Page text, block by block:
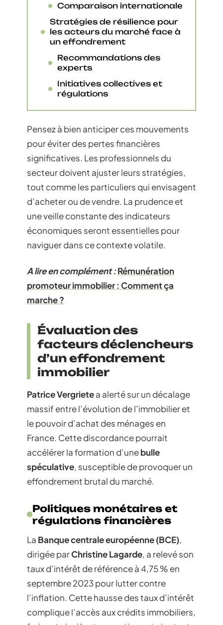
Comparaison internationale
Stratégies de résilience pour
les acteurs du marché face à
un effondrement
Recommandations des
experts
Initiatives collectives et
régulations
Pensez à bien anticiper ces mouvements
pour éviter des pertes financières
significatives. Les professionnels du
secteur doivent ajuster leurs stratégies,
tout comme les particuliers qui envisagent
d’acheter ou de vendre. La prudence et
une veille constante des indicateurs
économiques seront essentielles pour
naviguer dans ce contexte volatile.
A lire en complément :Rémunération
promoteur immobilier : Comment ça
marche ?
Évaluation des
facteurs déclencheurs
d’un effondrement
immobilier
Patrice Vergrietea alerté sur un décalage
massif entre l’évolution de l’immobilier et
le pouvoir d’achat des ménages en
France. Cette discordance pourrait
accélérer la formation d’unebulle
spéculative, susceptible de provoquer un
effondrement brutal du marché.
Politiques monétaires et
régulations financières
La Banque centrale européenne (BCE),
dirigée parChristine Lagarde, a relevé son
taux d’intérêt de référence à 4,75 % en
septembre 2023 pour lutter contre
l’inflation. Cette hausse des taux d’intérêt
complique l’accès aux crédits immobiliers,